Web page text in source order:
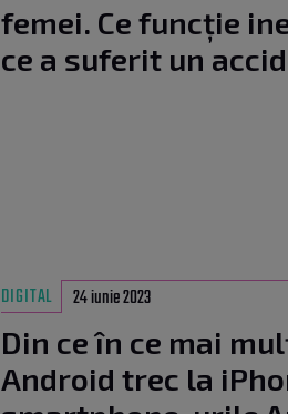
femei. Ce funcție
ce a suferit un
DIGITAL 24 iunie 2023
Din ce în ce mai
Android trec la